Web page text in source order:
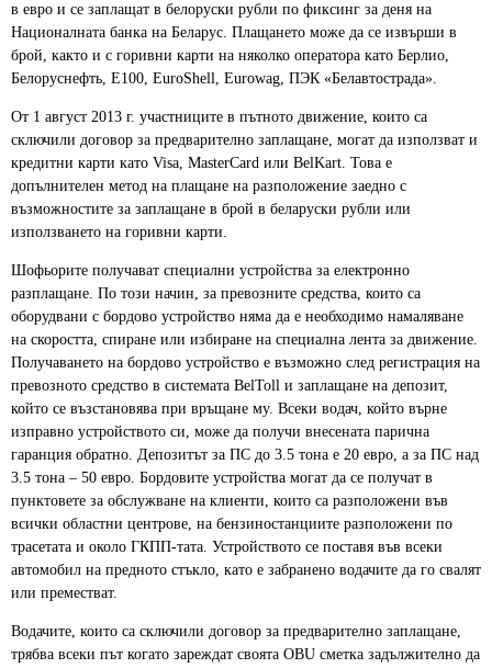
в евро и се заплащат в белоруски рубли по фиксинг за деня на
Националната банка на Беларус. Плащането може да се извърши в
брой, както и с горивни карти на няколко оператора като Берлио,
Белоруснефть, E100, EuroShell, Eurowag, ПЭК «Белавтострада».
От 1 август 2013 г. участниците в пътното движение, които са
сключили договор за предварително заплащане, могат да използват и
кредитни карти като Visa, MasterCard или BelKart. Това е
допълнителен метод на плащане на разположение заедно с
възможностите за заплащане в брой в беларуски рубли или
използването на горивни карти.
Шофьорите получават специални устройства за електронно
разплащане. По този начин, за превозните средства, които са
оборудвани с бордово устройство няма да е необходимо намаляване
на скоростта, спиране или избиране на специална лента за движение.
Получаването на бордово устройство е възможно след регистрация на
превозното средство в системата BelToll и заплащане на депозит,
който се възстановява при връщане му. Всеки водач, който върне
изправно устройството си, може да получи внесената парична
гаранция обратно. Депозитът за ПС до 3.5 тона е 20 евро, а за ПС над
3.5 тона – 50 евро. Бордовите устройства могат да се получат в
пунктовете за обслужване на клиенти, които са разположени във
всички областни центрове, на бензиностанциите разположени по
трасетата и около ГКПП-тата. Устройството се поставя във всеки
автомобил на предното стъкло, като е забранено водачите да го свалят
или преместват.
Водачите, които са сключили договор за предварително заплащане,
трябва всеки път когато зареждат своята OBU сметка задължително да